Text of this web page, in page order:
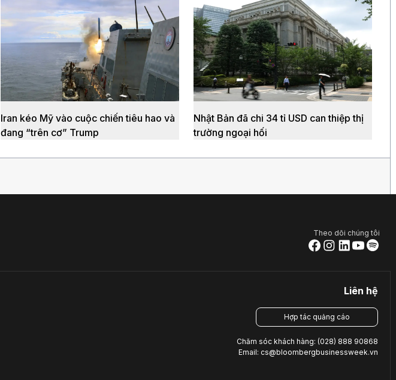
Iran kéo Mỹ vào cuộc chiến tiêu hao và
đang “trên cơ” Trump
Nhật Bản đã chi 34 tỉ USD can thiệp thị
trường ngoại hối
Theo dõi chúng tôi
Liên hệ
Hợp tác quảng cáo
Chăm sóc khách hàng: (028) 888 90868
Email: cs@bloombergbusinessweek.vn